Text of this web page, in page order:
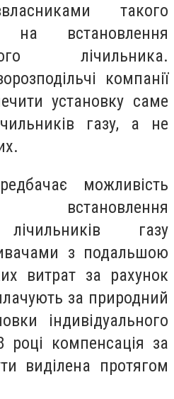
такого
на встановлення
лічильника.
компанії
установку саме
газу, а не
можливість
встановлення
лічильників газу
з подальшою
витрат за рахунок
за природний
індивідуального
році компенсація за
виділена протягом